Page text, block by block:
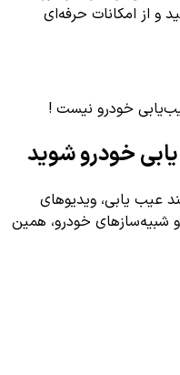
و از امکانات حرفه‌ای
خودرو نیست !
عیب یابی، ویدیوهای
شبیه‌سازهای خودرو، همین